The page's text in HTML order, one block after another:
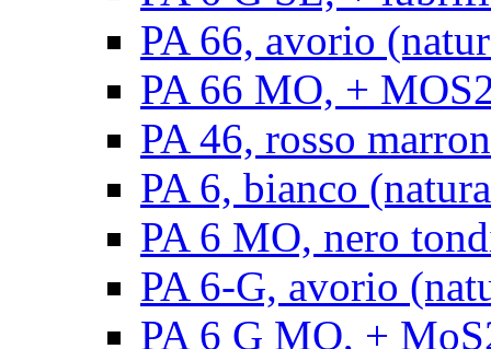
PA 66, avorio
PA 66 MO, +
PA 46, rosso
PA 6, bianco
PA 6 MO, nero
PA 6-G, avorio
PA 6 G MO, +